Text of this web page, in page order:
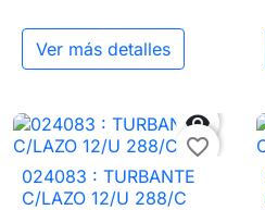
Ver más detalles

favorite_border
024083 : TURBANTE
C/LAZO 12/U 288/C